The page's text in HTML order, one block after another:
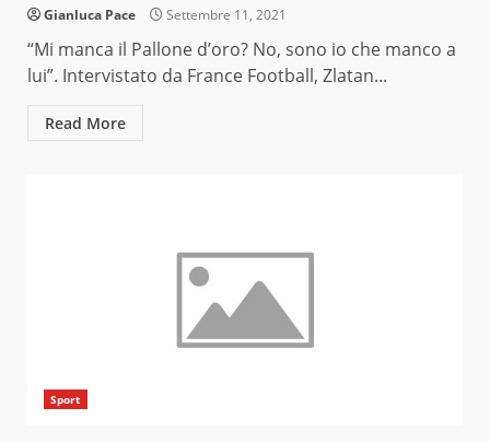
Gianluca Pace Settembre 11, 2021
“Mi manca il Pallone d’oro? No, sono io che manco a
lui”. Intervistato da France Football, Zlatan...
Read More
Sport